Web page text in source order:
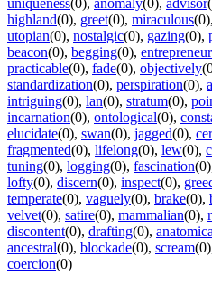
highland(0), greet(0), miraculous(0),
utopian(0), nostalgic(0), gazing(0),
beacon(0), begging(0),
practicable(0), fade(0), objectively
standardization(0), perspiration(0),
intriguing(0), lan(0), stratum(0),
incarnation(0), ontological(0),
elucidate(0), swan(0), jagged(0),
fragmented(0), lifelong(0), lew(0),
tuning(0), logging(0), fascination(0)
lofty(0), discern(0), inspect(0),
temperate(0), vaguely(0), brake(0),
velvet(0), satire(0), mammalian(0),
discontent(0), drafting(0),
ancestral(0), blockade(0), scream(0)
coercion(0)